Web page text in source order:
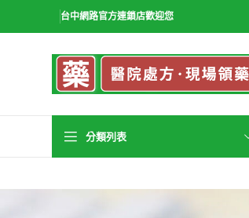
台中網路官方連鎖店歡迎您
分類列表